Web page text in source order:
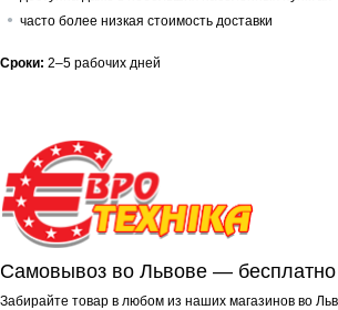
часто более низкая стоимость доставки
Сроки: 2–5 рабочих дней
Самовывоз во Львове — бесплатно
Забирайте товар в любом из наших магазинов во